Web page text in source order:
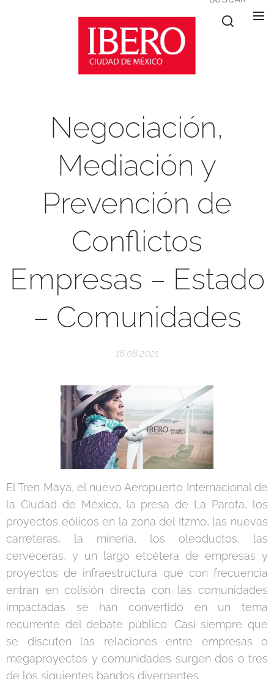
Negociación,
Mediación y
Prevención de
Conflictos
Empresas – Estado
– Comunidades
16.08.2021
El Tren Maya, el nuevo Aeropuerto Internacional de
la Ciudad de México, la presa de La Parota, los
proyectos eólicos en la zona del Itzmo, las nuevas
carreteras, la minería, los oleoductos, las
cerveceras, y un largo etcétera de empresas y
proyectos de infraestructura que con frecuencia
entran en colisión directa con las comunidades
impactadas se han convertido en un tema
recurrente del debate público. Casi siempre que
se discuten las relaciones entre empresas o
megaproyectos y comunidades surgen dos o tres
de los siguientes bandos divergentes.